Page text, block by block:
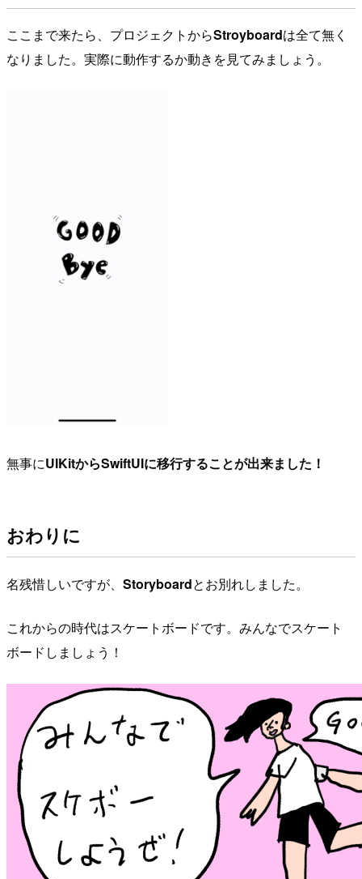
ここまで来たら、プロジェクトからStroyboardは全て無く
なりました。実際に動作するか動きを見てみましょう。
無事にUIKitからSwiftUIに移行することが出来ました！
おわりに
名残惜しいですが、 Storyboardとお別れしました。
これからの時代はスケートボードです。みんなでスケート
ボードしましょう！